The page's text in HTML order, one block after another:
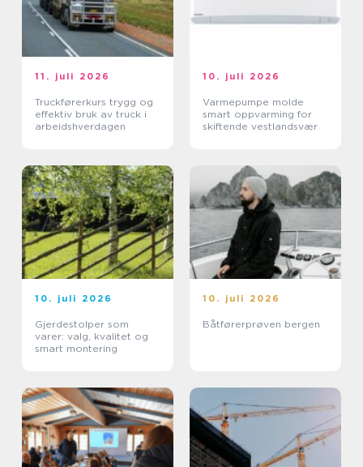
11. juli 2026
Truckførerkurs trygg og
effektiv bruk av truck i
arbeidshverdagen
10. juli 2026
Varmepumpe molde
smart oppvarming for
skiftende vestlandsvær
10. juli 2026
Gjerdestolper som
varer: valg, kvalitet og
smart montering
10. juli 2026
Båtførerprøven bergen